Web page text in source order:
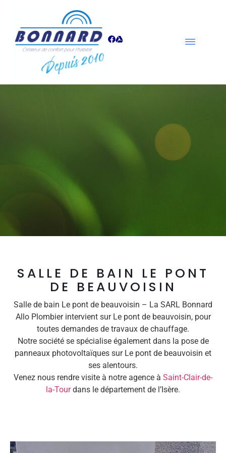
SALLE DE BAIN LE PONT
DE BEAUVOISIN
Salle de bain Le pont de beauvoisin – La SARL Bonnard
Allo Plombier intervient sur Le pont de beauvoisin, pour
toutes demandes de travaux de chauffage.
Notre société se spécialise également dans la pose de
panneaux photovoltaïques sur Le pont de beauvoisin et
ses alentours.
Venez nous rendre visite à notre agence à Saint-Clair-de-
la-Tourdans le département de l’Isère.